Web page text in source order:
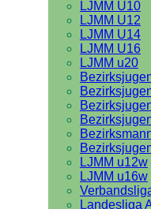
LJMM U10
LJMM U12
LJMM U14
LJMM U16
LJMM u20
LJMM u12w
LJMM u16w
Landesliga